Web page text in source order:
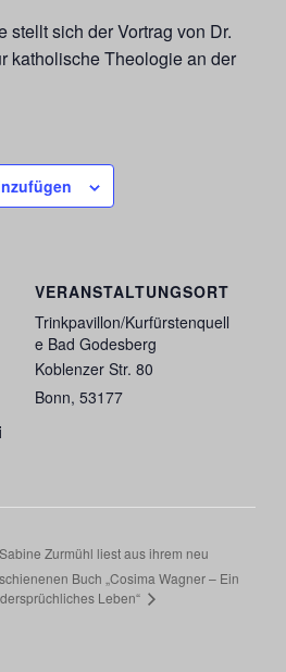
stellt sich der Vortrag von Dr.
katholische Theologie an der
VERANSTALTUNGSORT
Trinkpavillon/Kurfürstenquell
e Bad Godesberg
Koblenzer Str. 80
Bonn, 53177
Sabine Zurmühl liest aus ihrem neu
Buch „Cosima Wagner – Ein
Leben“